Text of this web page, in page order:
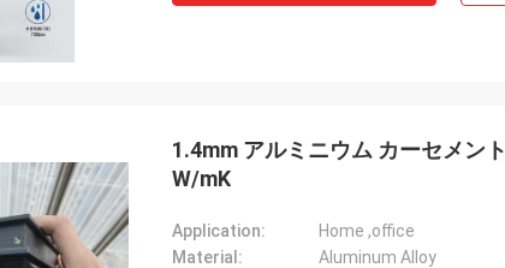
1.4mm アルミニウム カーセメン
W/mK
Application:
Home ,office
Material:
Aluminum Alloy